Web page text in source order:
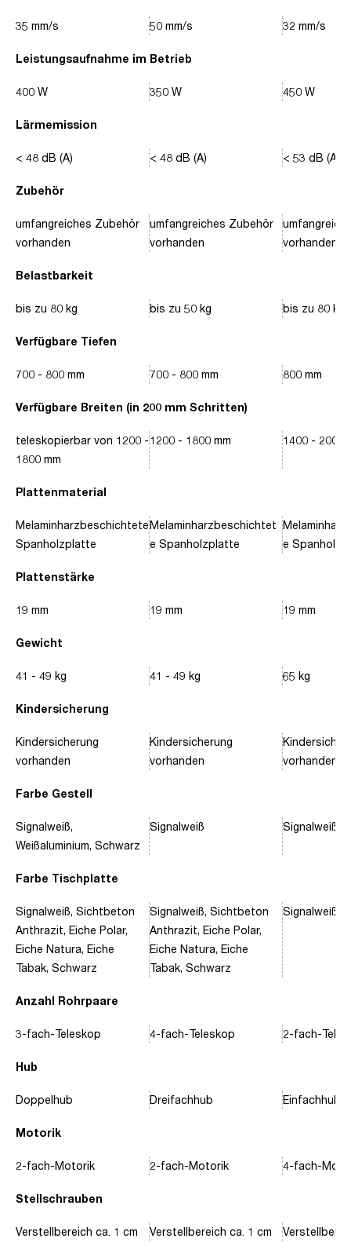
Leistungsaufnahme im Betrieb
Lärmemission
Zubehör
Belastbarkeit
Verfügbare Tiefen
Verfügbare Breiten (in 200 mm Schritten)
Plattenmaterial
Plattenstärke
Gewicht
Kindersicherung
Farbe Gestell
Farbe Tischplatte
Anzahl Rohrpaare
Hub
Motorik
Stellschrauben
35 mm/s
400 W
< 48 dB (A)
umfangreiches Zubehör
vorhanden
bis zu 80 kg
700 - 800 mm
teleskopierbar von 1200 -
1800 mm
Melaminharzbeschichtete
Spanholzplatte
19 mm
41 - 49 kg
Kindersicherung
vorhanden
Signalweiß,
Weißaluminium, Schwarz
Signalweiß, Sichtbeton
Anthrazit, Eiche Polar,
Eiche Natura, Eiche
Tabak, Schwarz
3-fach-Teleskop
Doppelhub
2-fach-Motorik
Verstellbereich ca. 1 cm
50 mm/s
350 W
< 48 dB (A)
umfangreiches Zubehör
vorhanden
bis zu 50 kg
700 - 800 mm
1200 - 1800 mm
Melaminharzbeschichtet
e Spanholzplatte
19 mm
41 - 49 kg
Kindersicherung
vorhanden
Signalweiß
Signalweiß, Sichtbeton
Anthrazit, Eiche Polar,
Eiche Natura, Eiche
Tabak, Schwarz
4-fach-Teleskop
Dreifachhub
2-fach-Motorik
Verstellbereich ca. 1 cm
32 mm/s
450 W
< 53 dB (A)
vorhanden
bis zu 80 kg
800 mm
1400 - 2000
e
19 mm
65 kg
vorhanden
Signalweiß,
Signalweiß,
2-fach-
Einfachhub
4-fach-